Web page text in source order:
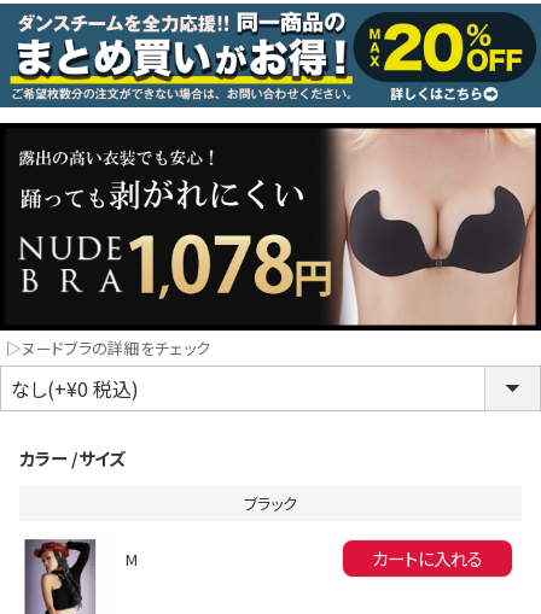
LINE連携でクーポンもらえる!!
同一商品まとめ買いキャンペーン
インスタ写真投稿キャンペーン！
コスプレ
クリスマス
ランジェ
▷ヌードブラの詳細をチェック
カラー サイズ
ブラック
M カートに入れる